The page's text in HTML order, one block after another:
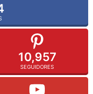
10,957
SEGUIDORES